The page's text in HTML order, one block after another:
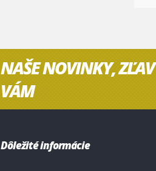
NAŠE NOVINKY,
VÁM
Dôležité informácie